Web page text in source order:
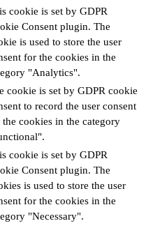
cookie is set by GDPR
Consent plugin. The
is used to store the user
for the cookies in the
"Analytics".
cookie is set by GDPR cookie
to record the user consent
cookies in the category
cookie is set by GDPR
Consent plugin. The
is used to store the user
for the cookies in the
"Necessary".